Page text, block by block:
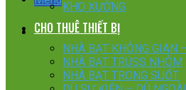
KHO XƯỞNG
CHO THUÊ THIẾT BỊ
NHÀ BẠT KHÔNG GIAN
NHÀ BẠT TRUSS NHÔM
NHÀ BẠT TRONG SUỐT